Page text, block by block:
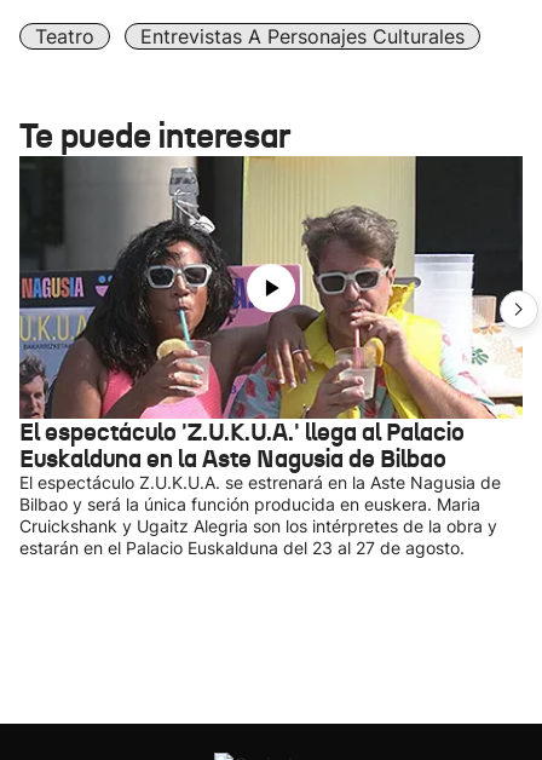
Teatro Entrevistas A Personajes Culturales
Te puede interesar
El espectáculo 'Z.U.K.U.A.' llega al Palacio
Euskalduna en la Aste Nagusia de Bilbao
El espectáculo Z.U.K.U.A. se estrenará en la Aste Nagusia de
Bilbao y será la única función producida en euskera. Maria
Cruickshank y Ugaitz Alegria son los intérpretes de la obra y
estarán en el Palacio Euskalduna del 23 al 27 de agosto.